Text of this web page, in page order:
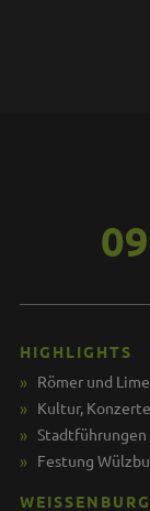
HIGHLIGHTS
Römer und
Kultur,
Stadtführungen
Festung